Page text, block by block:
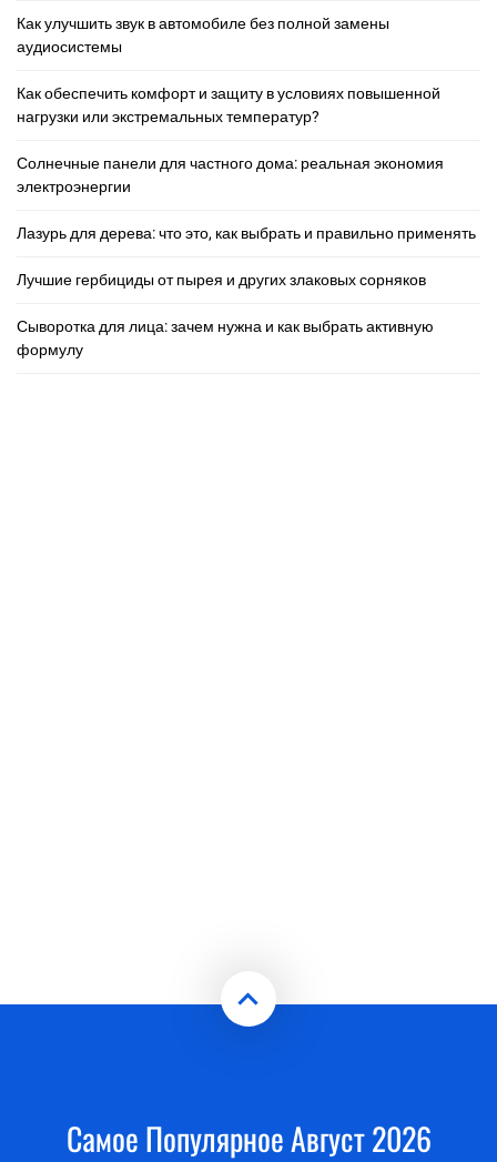
Как улучшить звук в автомобиле без полной замены
аудиосистемы
Как обеспечить комфорт и защиту в условиях повышенной
нагрузки или экстремальных температур?
Солнечные панели для частного дома: реальная экономия
электроэнергии
Лазурь для дерева: что это, как выбрать и правильно применять
Лучшие гербициды от пырея и других злаковых сорняков
Сыворотка для лица: зачем нужна и как выбрать активную
формулу
Самое Популярное Август 2026